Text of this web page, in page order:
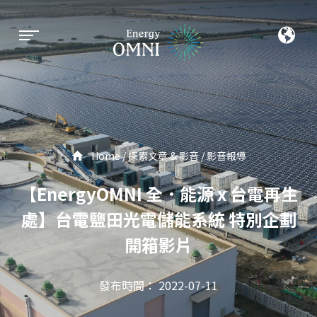
Home 探索文章 & 影音 影音報導
【EnergyOMNI 全．能源 x 台電再生
處】台電鹽田光電儲能系統 特別企劃
開箱影片
發布時間： 2022-07-11